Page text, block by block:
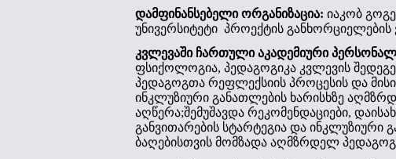
დამფინანსებელი ორგანიზაცია: იაკობ
უნივერსიტეტი პროექტის განხორციელების
კვლევაში ჩართული აკადემიური
ფსიქოლოგია, პედაგოგიკა კვლევის
პედაგოგთა რეფლექსიის პროცესის და
ინკლუზიური განათლების ხარისხზე
აღწერა;შემუშავდა რეკომენდაციები,
განვითარების სტარტეგია და ინკლუზიური
ბაღებისთვის მომზადა აღმზრდელ